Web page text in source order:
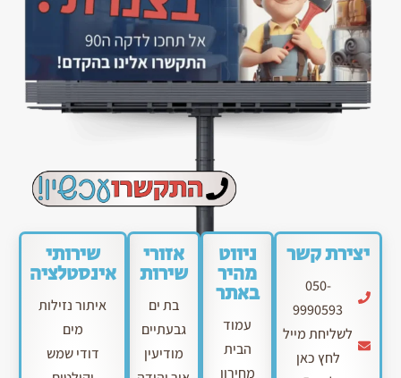
ניווט
מהיר
באתר
עמוד
הבית
מחירון
יצירת קשר
050-
9990593
לשליחת מייל
לחץ כאן
אזורי
שירות
בת ים
גבעתיים
מודיעין
שירותי
אינסטלציה
איתור נזילות
מים
דודי שמש